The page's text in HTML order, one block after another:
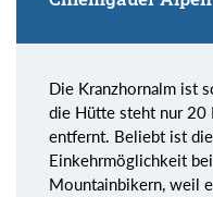
Die Kranzhornalm ist
die Hütte steht nur 20
entfernt. Beliebt ist
Einkehrmöglichkeit
Mountainbikern, weil